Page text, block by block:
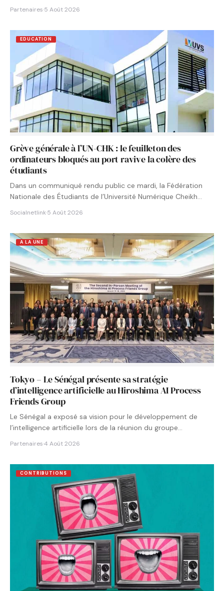
Partenaires·5 Août 2026
EDUCATION
Grève générale à l’UN-CHK : le feuilleton des
ordinateurs bloqués au port ravive la colère des
étudiants
Dans un communiqué rendu public ce mardi, la Fédération
Nationale des Étudiants de l’Université Numérique Cheikh
Socialnetlink·5 Août 2026
A LA UNE
Tokyo – Le Sénégal présente sa stratégie
d’intelligence artificielle au Hiroshima AI Process
Friends Group
Le Sénégal a exposé sa vision pour le développement de
l’intelligence artificielle lors de la réunion du groupe…
Partenaires·4 Août 2026
CONTRIBUTIONS